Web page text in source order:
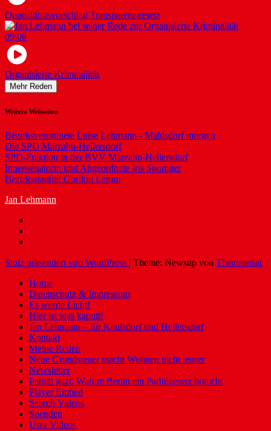
Oppositionsvorschlag Transparenzgesetz
09:08
Organisierte Kriminalität
Mehr Reden
Weitere Webseiten
Bezirksverordnete Luise Lehmann - Mahlsdorf morgen
Die SPD Marzahn-Hellersdorf
SPD-Fraktion in der BVV Marzahn-Hellersdorf
Innensenatorin und Abgeordnete Iris Spranger
Bezirksstadtrat Gordon Lemm
Jan Lehmann
Stolz präsentiert von WordPress | Theme: Newsup von Themeansar
Home
Datenschutz & Impressum
Es werde Licht!
Hier ist was kaputt!
Jan Lehmann – für Kaulsdorf und Hellersdorf
Kontakt
Meine Reden
Neue Grundsteuer macht Wohnen nicht teurer
Newsletter
Parität jetzt: Warum Berlin ein Paritégesetz braucht
Player Embed
Search Videos
Spenden
User Videos